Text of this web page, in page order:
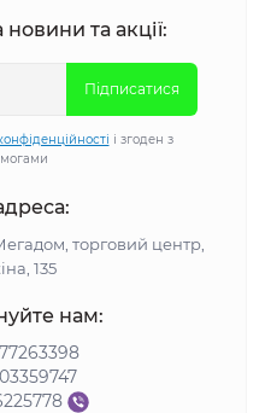
та акції:
Підписатися
і згоден з
торговий центр,
135
нам: